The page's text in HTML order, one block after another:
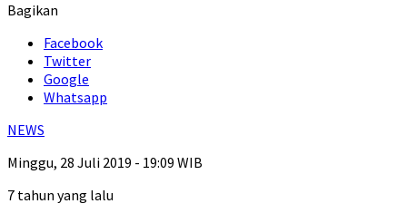
Bagikan
Facebook
Twitter
Google
Whatsapp
NEWS
Minggu, 28 Juli 2019 - 19:09 WIB
7 tahun yang lalu